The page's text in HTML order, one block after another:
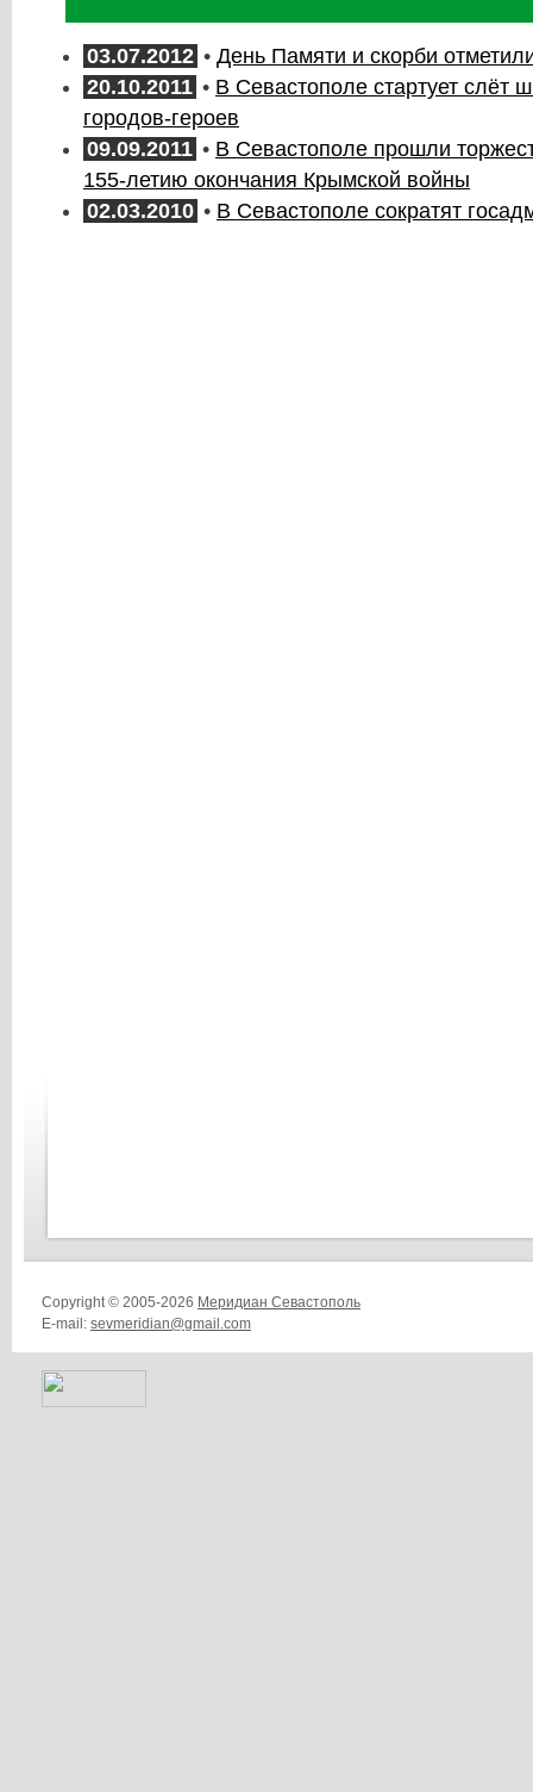
03.07.2012 • День Памяти и скорби
20.10.2011 • В Севастополе стартует слёт
городов-героев
09.09.2011 • В Севастополе прошли
155-летию окончания Крымской войны
02.03.2010 • В Севастополе сократят
Copyright © 2005-2026 Меридиан Севастополь
E-mail: sevmeridian@gmail.com